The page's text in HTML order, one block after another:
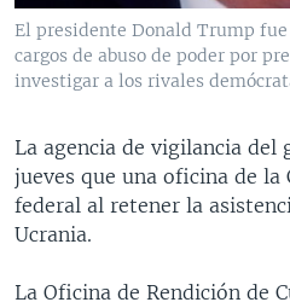
DEPORTES
CIENCIA Y SALUD
AUDIOS
FORO INTERAMERICANO
VISIÓN 360
PANORAMA
AVANCE INFORMATIVO
AUDIONOTICIAS
ESTADOS UNIDOS AL DÍA
EL MUNDO AL DÍA [RADIO]
FORO [RADIO]
DIRECT
DOCUMENTALES DE LA VOA
SÍGANOS
Idiomas
El presidente Donald Trump fue
cargos de abuso de poder por
investigar a los rivales
La agencia de vigilancia
jueves que una oficina de la
federal al retener la
Ucrania.
La Oficina de Rendición de